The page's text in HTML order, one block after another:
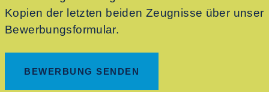
Kopien der letzten beiden Zeugnisse über unser
Bewerbungsformular.
BEWERBUNG SENDEN